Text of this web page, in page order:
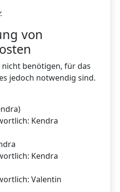
von
benötigen, für das
jedoch notwendig sind.
Kendra
Kendra
Valentin